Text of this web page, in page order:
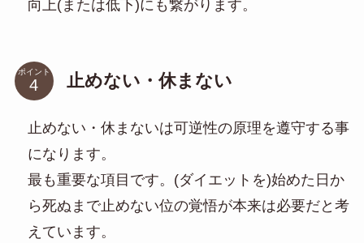
向上(または低下)にも繋がります。
ポイント 止めない・休まない
止めない・休まないは可逆性の原理を遵守する事
になります。
最も重要な項目です。(ダイエットを)始めた日か
ら死ぬまで止めない位の覚悟が本来は必要だと考
えています。